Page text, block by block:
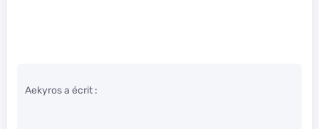
Aekyros a écrit :